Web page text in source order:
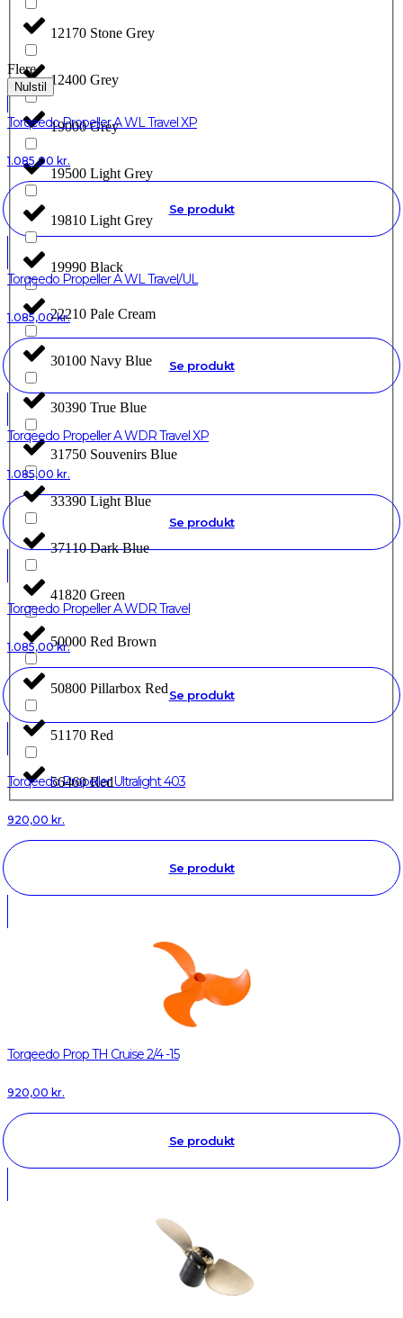
12170 Stone Grey
12400 Grey
19000 Grey
19500 Light Grey
19810 Light Grey
19990 Black
22210 Pale Cream
30100 Navy Blue
30390 True Blue
31750 Souvenirs Blue
33390 Light Blue
37110 Dark Blue
41820 Green
50000 Red Brown
50800 Pillarbox Red
51170 Red
56460 Red
Flere
Nulstil
Torqeedo Propeller A WL Travel XP
1.085,00 kr.
Se produkt
Torqeedo Propeller A WL Travel/UL
1.085,00kr.
Se produkt
Torqeedo Propeller A WDR Travel XP
1.085,00 kr.
Se produkt
Torqeedo Propeller A WDR Travel
1.085,00kr.
Se produkt
Torqeedo Propeller Ultralight 403
920,00 kr.
Se produkt
Torqeedo Prop TH Cruise 2/4 -15
920,00 kr.
Se produkt